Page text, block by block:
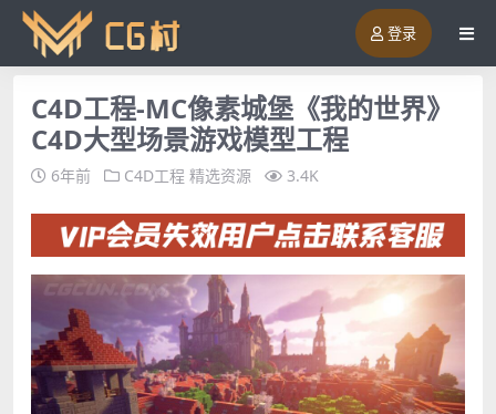
登录
C4D工程-MC像素城堡《我的世界》
C4D大型场景游戏模型工程
6年前 C4D工程 精选资源 3.4K